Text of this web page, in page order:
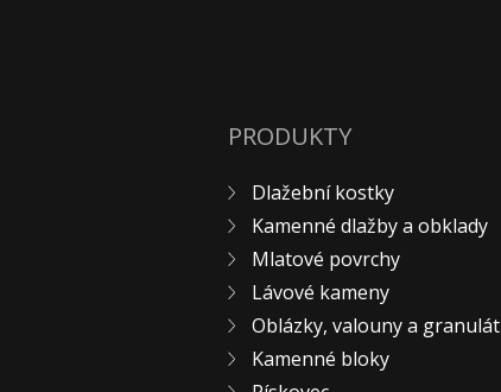
PRODUKTY
Dlažební kostky
Kamenné dlažby a obklady
Mlatové povrchy
Lávové kameny
Oblázky, valouny a granulát
Kamenné bloky